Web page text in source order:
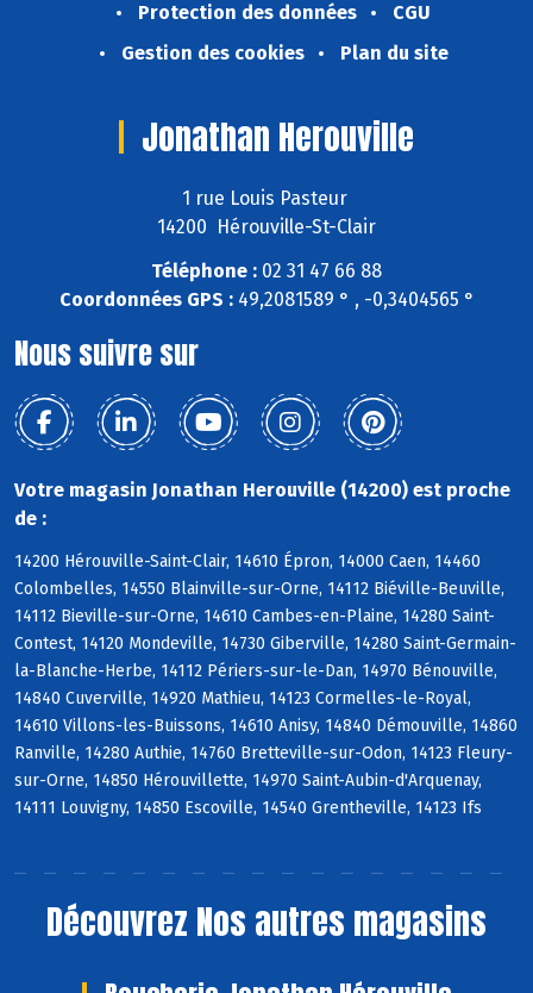
Protection des données
CGU
Gestion des cookies
Plan du site
Jonathan Herouville
1 rue Louis Pasteur
14200 Hérouville-St-Clair
Téléphone : 02 31 47 66 88
Coordonnées GPS :49,2081589 ° , -0,3404565 °
Nous suivre sur
Votre magasin Jonathan Herouville (14200) est proche
de :
14200 Hérouville-Saint-Clair, 14610 Épron, 14000 Caen, 14460
Colombelles, 14550 Blainville-sur-Orne, 14112 Biéville-Beuville,
14112 Bieville-sur-Orne, 14610 Cambes-en-Plaine, 14280 Saint-
Contest, 14120 Mondeville, 14730 Giberville, 14280 Saint-Germain-
la-Blanche-Herbe, 14112 Périers-sur-le-Dan, 14970 Bénouville,
14840 Cuverville, 14920 Mathieu, 14123 Cormelles-le-Royal,
14610 Villons-les-Buissons, 14610 Anisy, 14840 Démouville, 14860
Ranville, 14280 Authie, 14760 Bretteville-sur-Odon, 14123 Fleury-
sur-Orne, 14850 Hérouvillette, 14970 Saint-Aubin-d'Arquenay,
14111 Louvigny, 14850 Escoville, 14540 Grentheville, 14123 Ifs
Découvrez Nos autres magasins